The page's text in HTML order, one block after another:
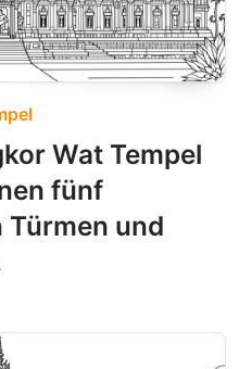
Wat Tempel
fünf
und